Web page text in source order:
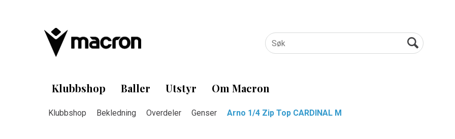
Klubbshop Baller Utstyr Om Macron
Klubbshop Bekledning Overdeler Genser Arno 1/4 Zip Top CARDINAL M